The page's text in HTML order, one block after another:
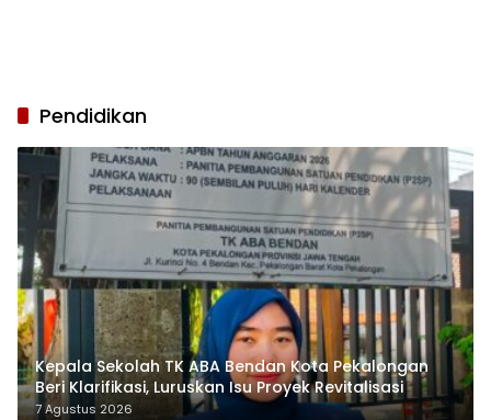
Pendidikan
Kepala Sekolah TK ABA Bendan Kota Pekalongan
Beri Klarifikasi, Luruskan Isu Proyek Revitalisasi
7 Agustus 2026